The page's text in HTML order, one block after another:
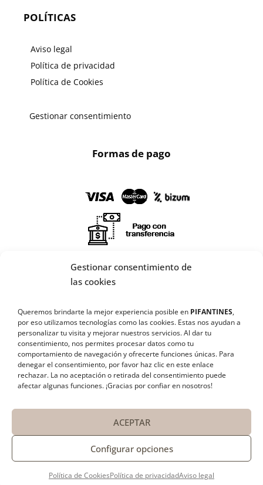
Gestionar consentimiento de
las cookies
Queremos brindarte la mejor experiencia posible en PIFANTINES,
por eso utilizamos tecnologías como las cookies. Estas nos ayudan a
personalizar tu visita y mejorar nuestros servicios. Al dar tu
consentimiento, nos permites procesar datos como tu
comportamiento de navegación y ofrecerte funciones únicas. Para
denegar el consentimiento, por favor haz clic en este enlace
rechazar. La no aceptación o retirada del consentimiento puede
afectar algunas funciones. ¡Gracias por confiar en nosotros!
ACEPTAR
Configurar opciones
Política de CookiesPolítica de privacidadAviso legal
POLÍTICAS
Aviso legal
Política de privacidad
Política de Cookies
Gestionar consentimiento
Formas de pago
¡SÍGUENOS EN REDES SOCIALES!
CAMBIO/DEVOLUCIÓN
📞 Contactar Whatsapp
📧 Enviar mensaje
📦 Seguimiento de mi pedido